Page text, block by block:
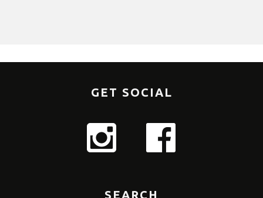
GET SOCIAL
SEARCH